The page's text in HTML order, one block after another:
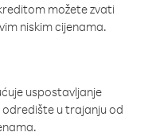
možete zvati
niskim cijenama.
uspostavljanje
odredište u trajanju od